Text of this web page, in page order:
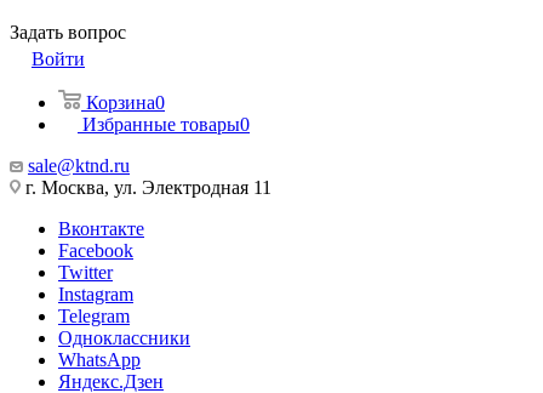
Задать вопрос
Войти
Корзина0
Избранные товары0
sale@ktnd.ru
г. Москва, ул. Электродная 11
Вконтакте
Facebook
Twitter
Instagram
Telegram
Одноклассники
WhatsApp
Яндекс.Дзен